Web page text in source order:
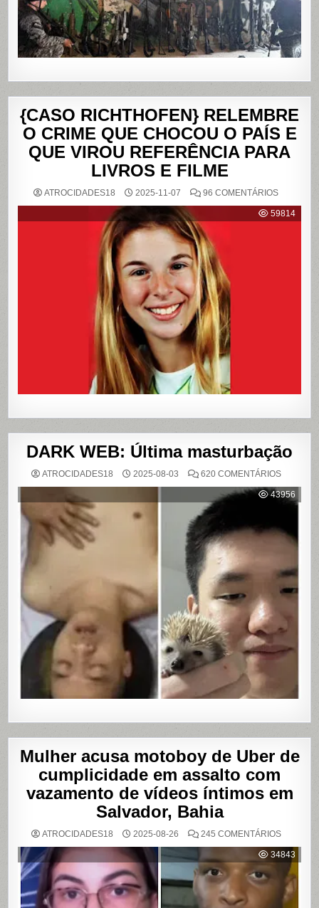
{CASO RICHTHOFEN} RELEMBRE
O CRIME QUE CHOCOU O PAÍS E
QUE VIROU REFERÊNCIA PARA
LIVROS E FILME
ATROCIDADES18 2025-11-07 96 COMENTÁRIOSEM
59814
DARK WEB: Última masturbação
ATROCIDADES18 2025-08-03 620 COMENTÁRIOSEM
WEB:
ÚLTIMA
43956
Mulher acusa motoboy de Uber de
cumplicidade em assalto com
vazamento de vídeos íntimos em
Salvador, Bahia
ATROCIDADES18 2025-08-26 245 COMENTÁRIOSEM
ACUSA
DE
UBER
DE
EM
34843